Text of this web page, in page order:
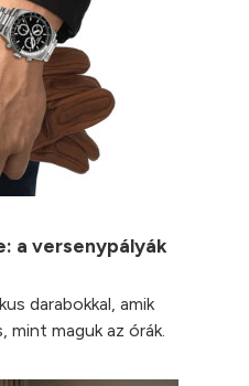
a versenypályák
darabokkal, amik
maguk az órák.